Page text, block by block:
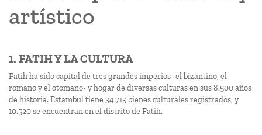
artístico
1. FATIH Y LA CULTURA
Fatih ha sido capital de tres grandes imperios -el bizantino, el
romano y el otomano- y hogar de diversas culturas en sus 8.500 años
de historia. Estambul tiene 34.715 bienes culturales registrados, y
10.520 se encuentran en el distrito de Fatih.